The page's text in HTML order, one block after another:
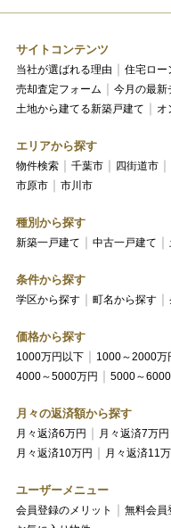
サイトコンテンツ
当社が選ばれる理由 住宅ロー
売却査定フォーム
今月の最新
土地から建てる新築戸建て
オ
エリアから探す
物件検索 千葉市 四街道市
市原市
市川市
種別から探す
新築一戸建て 中古一戸建て
条件から探す
学区から探す 町名から探す
価格から探す
1000万円以下 1000～2000万
4000～5000万円
5000～
月々の返済額から探す
月々返済6万円 月々返済7万円
月々返済10万円
月々返済11
ユーザーメニュー
会員登録のメリット 無料会員